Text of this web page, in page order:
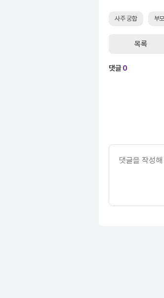
사주 궁합 부
목록
댓글0